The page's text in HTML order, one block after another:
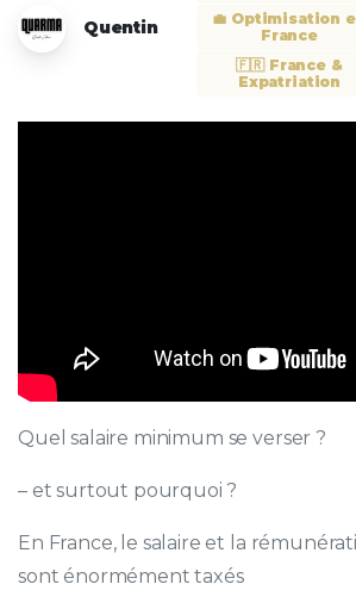
Quentin
💼 Optimisation
France
🇫🇷 France &
Expatriation
Quel salaire minimum se verser ?
– et surtout pourquoi ?
En France, le salaire et la
sont énormément taxés